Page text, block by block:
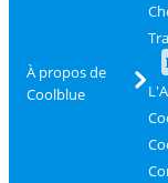
À propos de
Coolblue